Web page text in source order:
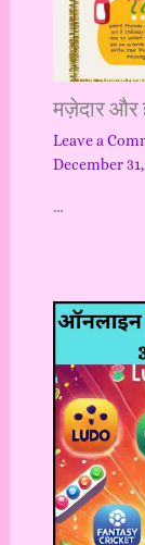
मज़ेदार और
Leave a
December
…